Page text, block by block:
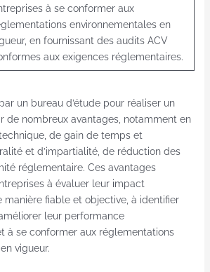
à se conformer aux
environnementales en
en fournissant des audits ACV
aux exigences réglementaires.
un bureau d’étude pour réaliser un
de nombreux avantages, notamment en
de gain de temps et
et d’impartialité, de réduction des
réglementaire. Ces avantages
à évaluer leur impact
manière fiable et objective, à identifier
leur performance
à se conformer aux réglementations
vigueur.